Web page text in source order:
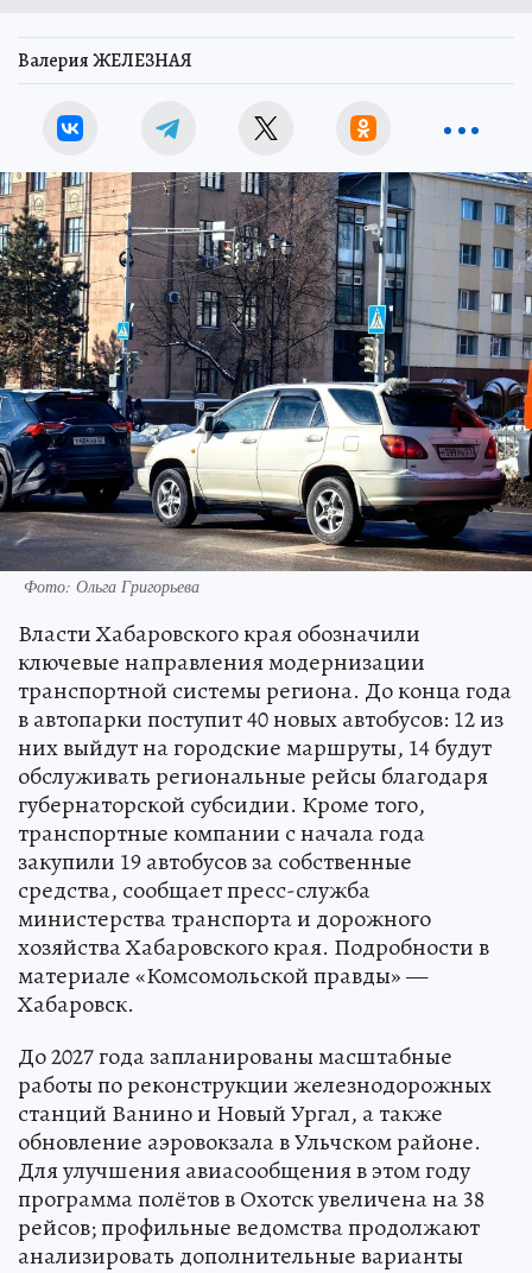
Валерия ЖЕЛЕЗНАЯ
Фото: Ольга Григорьева
Власти Хабаровского края обозначили
ключевые направления модернизации
транспортной системы региона. До конца года
в автопарки поступит 40 новых автобусов: 12 из
них выйдут на городские маршруты, 14 будут
обслуживать региональные рейсы благодаря
губернаторской субсидии. Кроме того,
транспортные компании с начала года
закупили 19 автобусов за собственные
средства, сообщает пресс-служба
министерства транспорта и дорожного
хозяйства Хабаровского края. Подробности в
материале «Комсомольской правды» —
Хабаровск.
До 2027 года запланированы масштабные
работы по реконструкции железнодорожных
станций Ванино и Новый Ургал, а также
обновление аэровокзала в Ульчском районе.
Для улучшения авиасообщения в этом году
программа полётов в Охотск увеличена на 38
рейсов; профильные ведомства продолжают
анализировать дополнительные варианты